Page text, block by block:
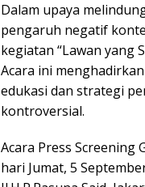
Dalam upaya
pengaruh negatif
kegiatan “Lawan yang
Acara ini
edukasi dan strategi
kontroversial.
Acara Press Screening
hari Jumat, 5